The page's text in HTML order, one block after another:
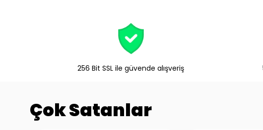
256 Bit SSL ile güvende alışveriş
Çok Satanlar